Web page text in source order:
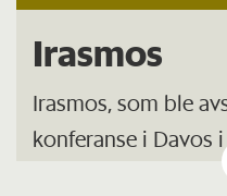
Irasmos
Irasmos, som ble
konferanse i Davos
europeisk